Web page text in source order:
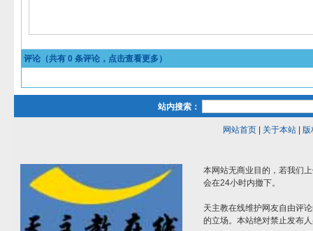
评论（共有 0 条评论，点击查看更多）
站内搜索：
网站首页| 关于本站| 版
本网站无商业目的，若我们
会在24小时内撤下。
天主教在线维护网友自由评
的立场。本站绝对禁止发布